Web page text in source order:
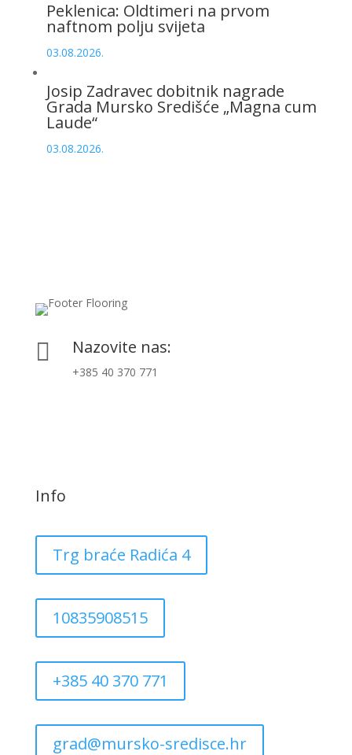
Peklenica: Oldtimeri na prvom
naftnom polju svijeta
03.08.2026.
Josip Zadravec dobitnik nagrade
Grada Mursko Središće „Magna cum
Laude“
03.08.2026.
 Nazovite nas:
+385 40 370 771
Info
Trg braće Radića 4
10835908515
+385 40 370 771
grad@mursko-sredisce.hr